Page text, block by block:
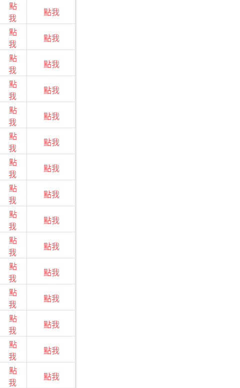
點
我
點我
點
我
點我
點
我
點我
點
我
點我
點
我
點我
點
我
點我
點
我
點我
點
我
點我
點
我
點我
點
我
點我
點
我
點我
點
我
點我
點
我
點我
點
我
點我
點
我
點我